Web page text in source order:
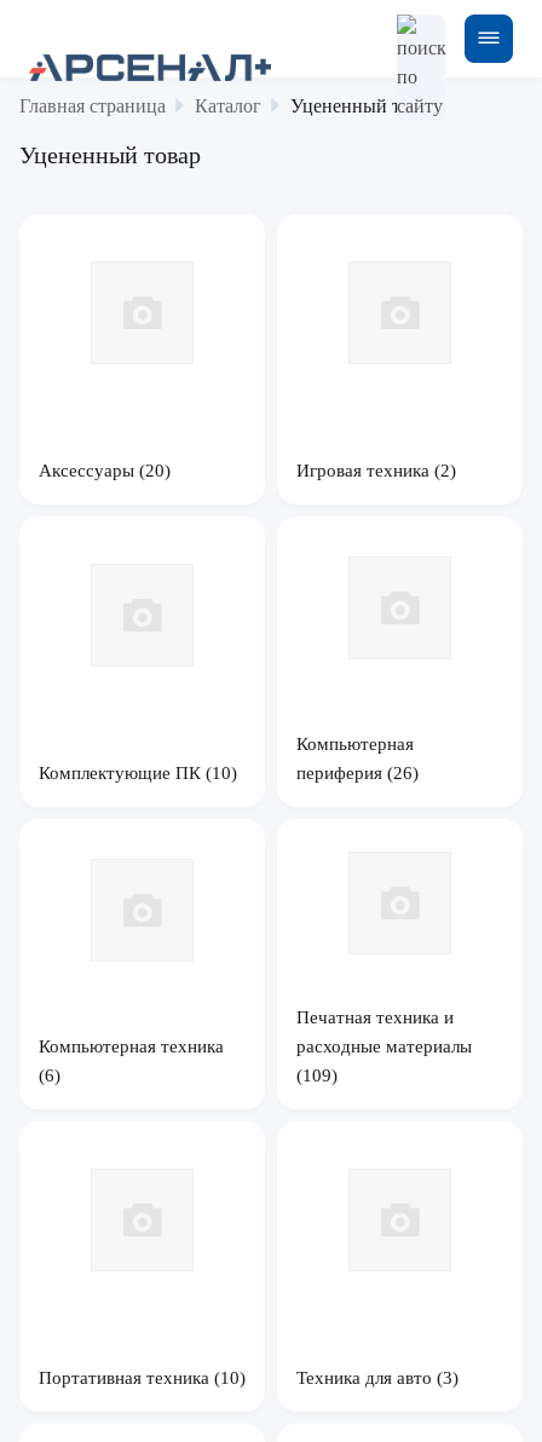
Главная страница Каталог Уцененный товар
Уцененный товар
Аксессуары (20) Игровая техника (2)
Комплектующие ПК (10)
Компьютерная
периферия (26)
Компьютерная техника
(6)
Печатная техника и
расходные материалы
(109)
Портативная техника (10) Техника для авто (3)